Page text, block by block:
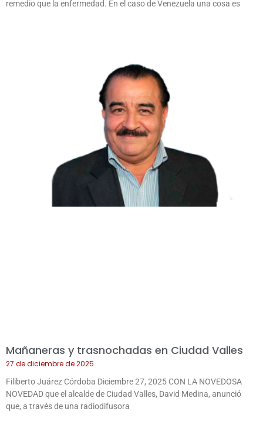
remedio que la enfermedad. En el caso de Venezuela una cosa es
Mañaneras y trasnochadas en Ciudad Valles
27 de diciembre de 2025
Filiberto Juárez Córdoba Diciembre 27, 2025 CON LA NOVEDOSA
NOVEDAD que el alcalde de Ciudad Valles, David Medina, anunció
que, a través de una radiodifusora